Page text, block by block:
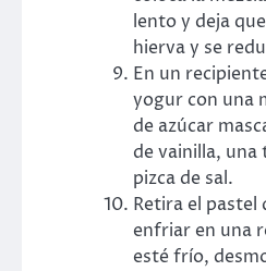
lento y deja
hierva y se
En un
yogur con una
de azúcar
de vainilla, una
pizca de sal.
Retira el pastel
enfriar en una
esté frío,